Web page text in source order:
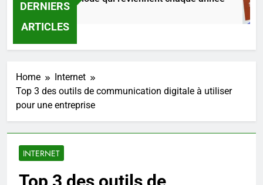
DERNIERS
ARTICLES
Heures Ago
Home
Internet
Top 3 des outils de communication digitale à utiliser
pour une entreprise
INTERNET